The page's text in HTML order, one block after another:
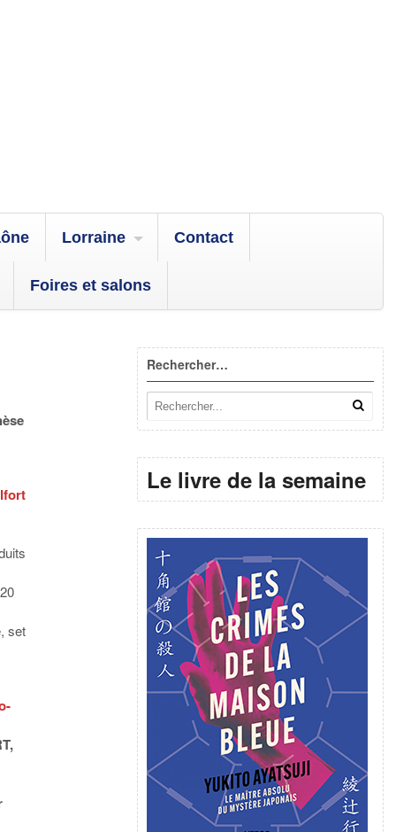
Lorraine Contact
Foires et salons
set
Rechercher…
Le livre de la semaine